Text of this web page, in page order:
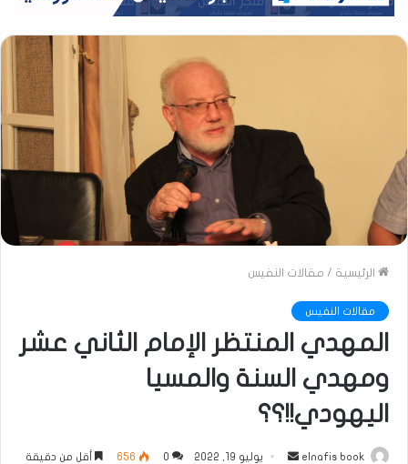
الرئيسية / مقالات النفيس
مقالات النفيس
المهدي المنتظر الإمام الثاني عشر
ومهدي السنة والمسيا
اليهودي!!؟؟
elnafis book
أرسل
يوليو 19, 2022 0
656 أقل من دقيقة